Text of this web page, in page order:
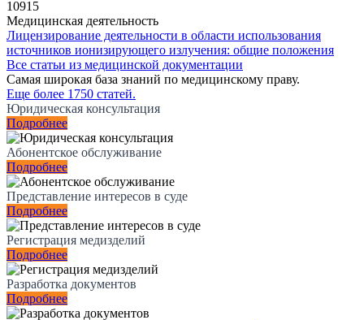
10915
Медицинская деятельность
Лицензирование деятельности в области использования
источников ионизирующего излучения: общие положения
Все статьи из медицинской документации
Самая широкая база знаний по медицинскому праву.
Еще более 1750 статей.
Юридическая консультация
Подробнее
Абонентское обслуживание
Подробнее
Представление интересов в суде
Подробнее
Регистрация медизделий
Подробнее
Разработка документов
Подробнее